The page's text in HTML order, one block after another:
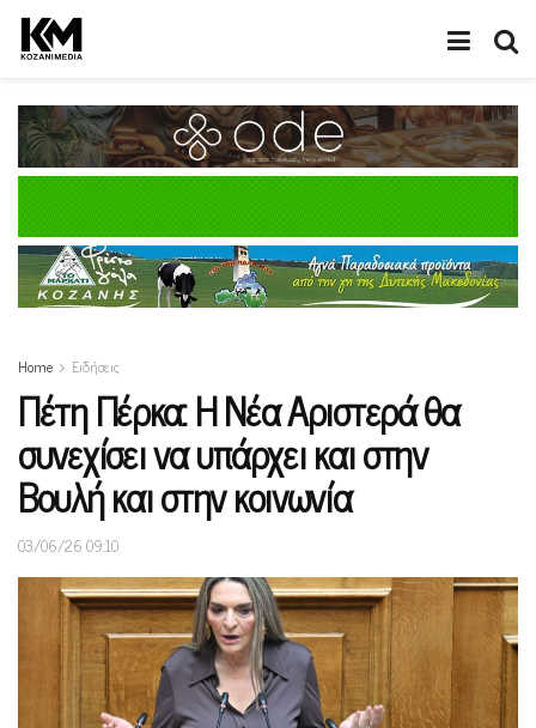
Home Ειδήσεις
Πέτη Πέρκα: Η Νέα Αριστερά θα
συνεχίσει να υπάρχει και στην
Βουλή και στην κοινωνία
03/06/26 09:10